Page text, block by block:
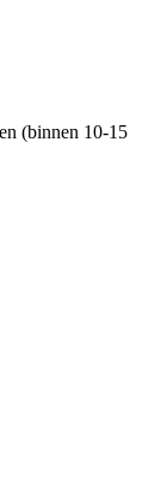
(binnen 10-15